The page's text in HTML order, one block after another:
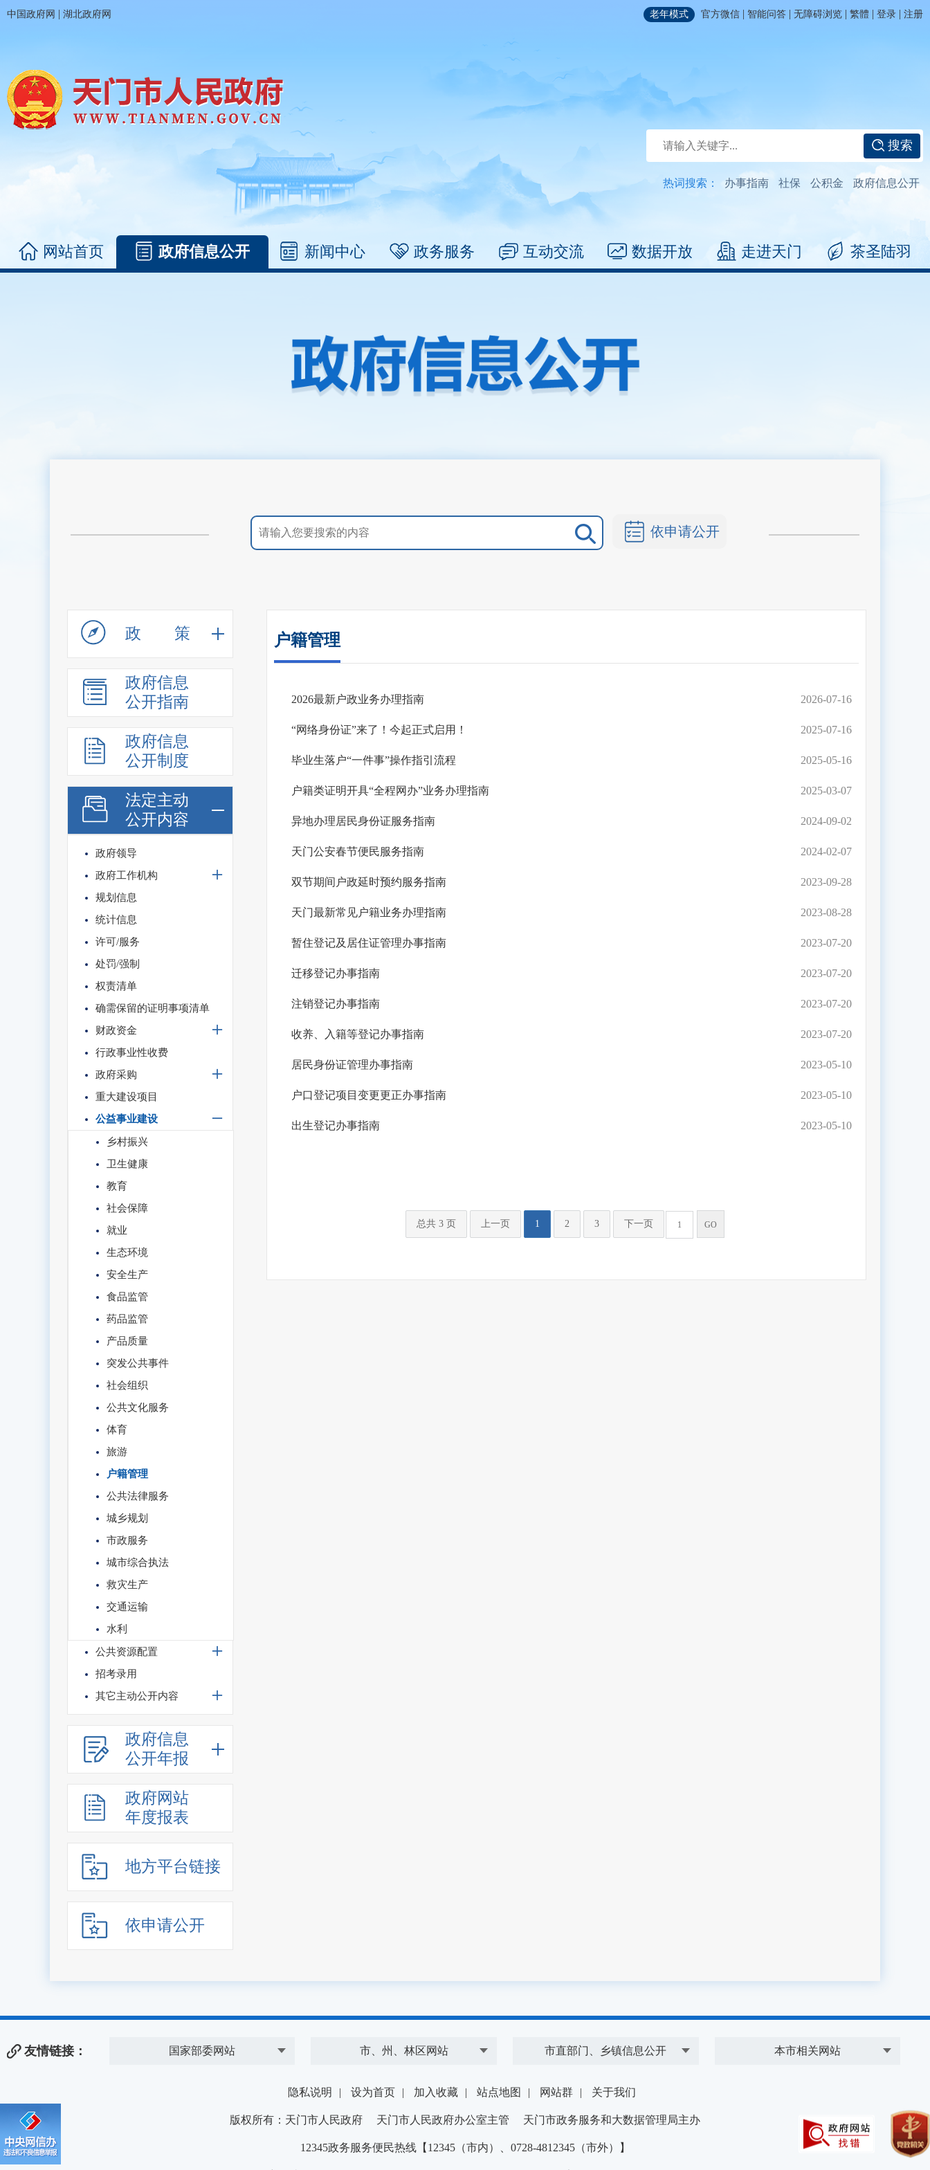
中国政府网 | 湖北政府网 老年模式 官方微信 | 智能问答 | 无障碍浏览 | 繁體 | 登录 | 注册
搜索
热词搜索： 办事指南 社保 公积金 政府信息公开
网站首页 政府信息公开 新闻中心 政务服务 互动交流 数据开放 走进天门 茶圣陆羽
依申请公开
政策
政府信息
公开指南
政府信息
公开制度
法定主动
公开内容
政府领导
政府工作机构
规划信息
统计信息
许可/服务
处罚/强制
权责清单
确需保留的证明事项清单
财政资金
行政事业性收费
政府采购
重大建设项目
公益事业建设
乡村振兴
卫生健康
教育
社会保障
就业
生态环境
安全生产
食品监管
药品监管
产品质量
突发公共事件
社会组织
公共文化服务
体育
旅游
户籍管理
公共法律服务
城乡规划
市政服务
城市综合执法
救灾生产
交通运输
水利
公共资源配置
招考录用
其它主动公开内容
政府信息
公开年报
政府网站
年度报表
地方平台链接
依申请公开
户籍管理
2026最新户政业务办理指南 2026-07-16
“网络身份证”来了！今起正式启用！ 2025-07-16
毕业生落户“一件事”操作指引流程 2025-05-16
户籍类证明开具“全程网办”业务办理指南 2025-03-07
异地办理居民身份证服务指南 2024-09-02
天门公安春节便民服务指南 2024-02-07
双节期间户政延时预约服务指南 2023-09-28
天门最新常见户籍业务办理指南 2023-08-28
暂住登记及居住证管理办事指南 2023-07-20
迁移登记办事指南 2023-07-20
注销登记办事指南 2023-07-20
收养、入籍等登记办事指南 2023-07-20
居民身份证管理办事指南 2023-05-10
户口登记项目变更更正办事指南 2023-05-10
出生登记办事指南 2023-05-10
总共 3 页 上一页 1 2 3 下一页
友情链接： 国家部委网站 市、州、林区网站 市直部门、乡镇信息公开 本市相关网站
隐私说明 | 设为首页 | 加入收藏 | 站点地图 | 网站群 | 关于我们
版权所有：天门市人民政府 天门市人民政府办公室主管 天门市政务服务和大数据管理局主办
12345政务服务便民热线【12345（市内）、0728-4812345（市外）】